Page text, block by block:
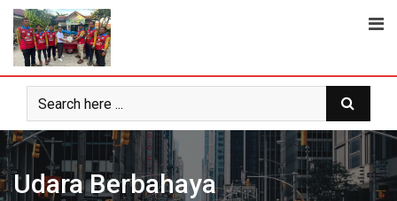
Skip
content
Udara Berbahaya